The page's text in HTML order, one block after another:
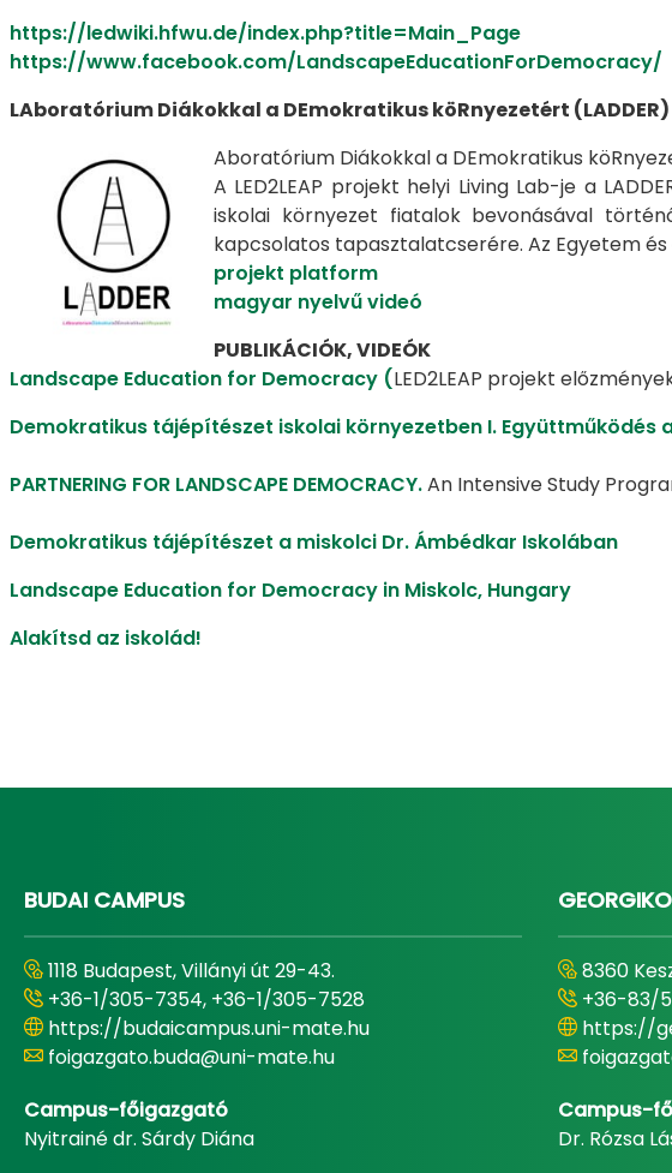
https://ledwiki.hfwu.de/index.php?title=Main_Page
https://www.facebook.com/LandscapeEducationForDemocracy/
LAboratórium Diákokkal a DEmokratikus köRnyezetért (LADDER)
Aboratórium Diákokkal a DEmokratikus
A LED2LEAP projekt helyi Living Lab-je a
iskolai környezet fiatalok bevonásával
kapcsolatos tapasztalatcserére. Az Egyetem
projekt platform
magyar nyelvű videó
PUBLIKÁCIÓK, VIDEÓK
Landscape Education for Democracy (LED2LEAP projekt
Demokratikus tájépítészet iskolai környezetben I. Együttműködés
PARTNERING FOR LANDSCAPE DEMOCRACY.An Intensive Study
Demokratikus tájépítészet a miskolci Dr. Ámbédkar Iskolában
Landscape Education for Democracy in Miskolc, Hungary
Alakítsd az iskolád!
BUDAI CAMPUS
1118 Budapest, Villányi út 29-43.
+36-1/305-7354, +36-1/305-7528
https://budaicampus.uni-mate.hu
foigazgato.buda@uni-mate.hu
Campus-főigazgató
Nyitrainé dr. Sárdy Diána
8360
+36-83/
https://
Campus-
Dr. Rózsa